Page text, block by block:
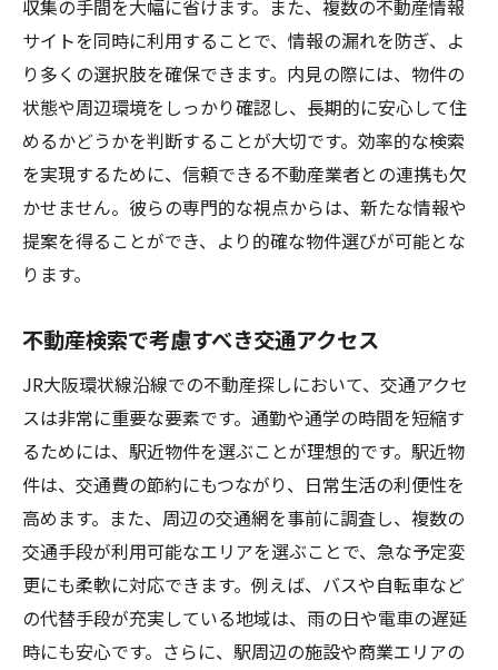
収集の手間を大幅に省けます。また、複数の不動産情報
サイトを同時に利用することで、情報の漏れを防ぎ、よ
り多くの選択肢を確保できます。内見の際には、物件の
状態や周辺環境をしっかり確認し、長期的に安心して住
めるかどうかを判断することが大切です。効率的な検索
を実現するために、信頼できる不動産業者との連携も欠
かせません。彼らの専門的な視点からは、新たな情報や
提案を得ることができ、より的確な物件選びが可能とな
ります。
不動産検索で考慮すべき交通アクセス
JR大阪環状線沿線での不動産探しにおいて、交通アクセ
スは非常に重要な要素です。通勤や通学の時間を短縮す
るためには、駅近物件を選ぶことが理想的です。駅近物
件は、交通費の節約にもつながり、日常生活の利便性を
高めます。また、周辺の交通網を事前に調査し、複数の
交通手段が利用可能なエリアを選ぶことで、急な予定変
更にも柔軟に対応できます。例えば、バスや自転車など
の代替手段が充実している地域は、雨の日や電車の遅延
時にも安心です。さらに、駅周辺の施設や商業エリアの